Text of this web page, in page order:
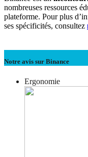
nombreuses ressources
plateforme. Pour plus
ses spécificités, consultez
Notre avis sur Binance
Ergonomie